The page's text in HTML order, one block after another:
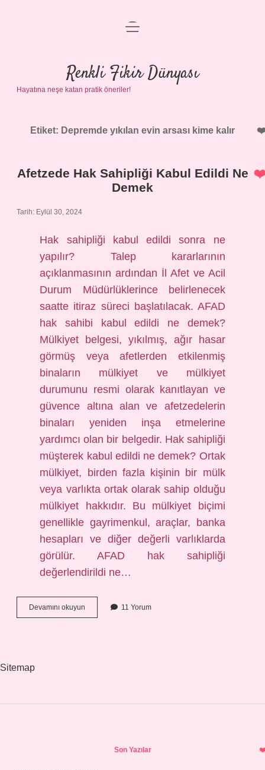
Anasayfa
Gizlilik Politikası
Yasal Uyarı
menüyü
Renkli Fikir Dünyası
Hayatına neşe katan pratik öneriler!
Etiket: Depremde yıkılan evin arsası kime kalır
Afetzede Hak Sahipliği Kabul Edildi Ne
Demek
Tarih: Eylül 30, 2024
Hak sahipliği kabul edildi sonra ne
yapılır? Talep kararlarının
açıklanmasının ardından İl Afet ve Acil
Durum Müdürlüklerince belirlenecek
saatte itiraz süreci başlatılacak. AFAD
hak sahibi kabul edildi ne demek?
Mülkiyet belgesi, yıkılmış, ağır hasar
görmüş veya afetlerden etkilenmiş
binaların mülkiyet ve mülkiyet
durumunu resmi olarak kanıtlayan ve
güvence altına alan ve afetzedelerin
binaları yeniden inşa etmelerine
yardımcı olan bir belgedir. Hak sahipliği
müşterek kabul edildi ne demek? Ortak
mülkiyet, birden fazla kişinin bir mülk
veya varlıkta ortak olarak sahip olduğu
mülkiyet hakkıdır. Bu mülkiyet biçimi
genellikle gayrimenkul, araçlar, banka
hesapları ve diğer değerli varlıklarda
görülür. AFAD hak sahipliği
değerlendirildi ne…
Devamını okuyun Afetzede
Hak
11 Yorum
Sitemap
Son Yazılar